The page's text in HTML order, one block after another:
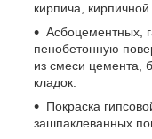
кирпича, кирпичной
Асбоцементных,
пенобетонную
из смеси цемента,
кладок.
Покраска
зашпаклеванных